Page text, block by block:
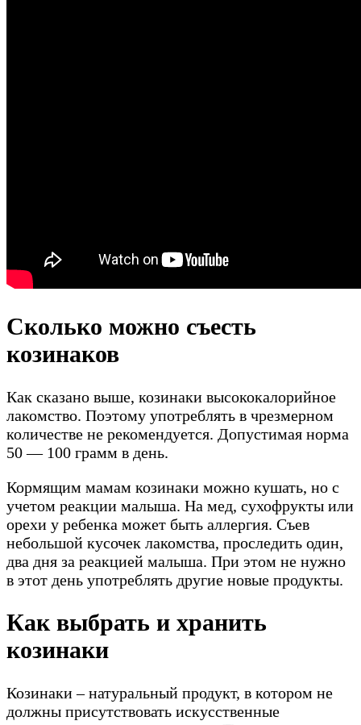
Сколько можно съесть
козинаков
Как сказано выше, козинаки высококалорийное
лакомство. Поэтому употреблять в чрезмерном
количестве не рекомендуется. Допустимая норма
50 — 100 грамм в день.
Кормящим мамам козинаки можно кушать, но с
учетом реакции малыша. На мед, сухофрукты или
орехи у ребенка может быть аллергия. Съев
небольшой кусочек лакомства, проследить один,
два дня за реакцией малыша. При этом не нужно
в этот день употреблять другие новые продукты.
Как выбрать и хранить
козинаки
Козинаки – натуральный продукт, в котором не
должны присутствовать искусственные